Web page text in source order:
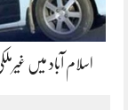
اسلام آباد میں